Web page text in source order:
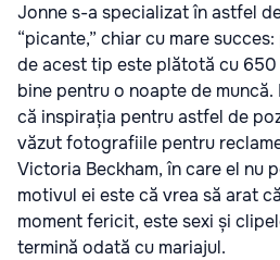
Jonne s-a specializat în astfel
“picante,” chiar cu mare
de acest tip este plătotă cu
bine pentru o noapte de
că inspirația pentru astfel de
văzut fotografiile pentru
Victoria Beckham, în care el nu
motivul ei este că vrea să arat
moment fericit, este sexi și
termină odată cu mariajul.